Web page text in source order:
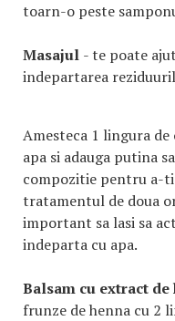
toarn-o peste
Masajul - te poate
indepartarea
Amesteca 1 lingura
apa si adauga putina
compozitie pentru a-
tratamentul de doua
important sa lasi sa
indeparta cu apa.
Balsam cu extract de
frunze de henna cu 2